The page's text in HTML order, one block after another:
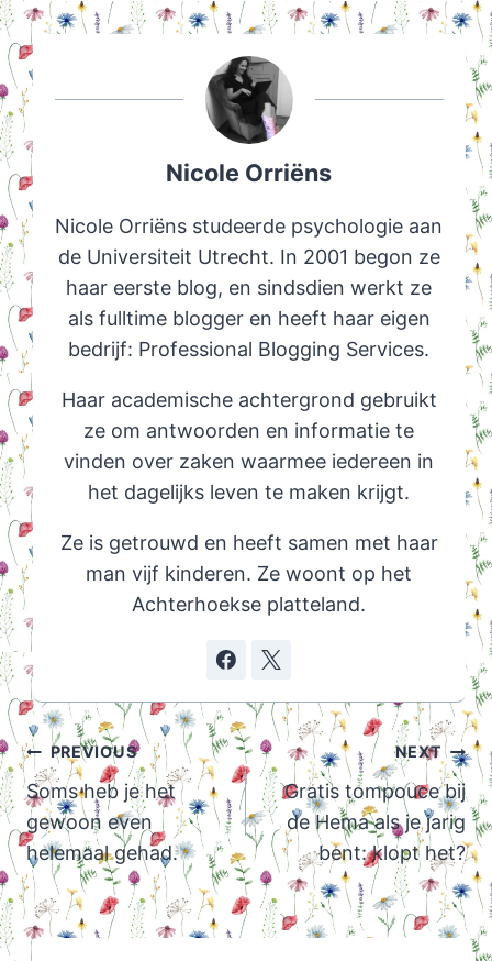
Nicole Orriëns
Nicole Orriëns studeerde psychologie aan
de Universiteit Utrecht. In 2001 begon ze
haar eerste blog, en sindsdien werkt ze
als fulltime blogger en heeft haar eigen
bedrijf: Professional Blogging Services.
Haar academische achtergrond gebruikt
ze om antwoorden en informatie te
vinden over zaken waarmee iedereen in
het dagelijks leven te maken krijgt.
Ze is getrouwd en heeft samen met haar
man vijf kinderen. Ze woont op het
Achterhoekse platteland.
Post
navigation
PREVIOUS
Soms heb je het
gewoon even
helemaal gehad.
NEXT
Gratis tompouce bij
de Hema als je jarig
bent: klopt het?